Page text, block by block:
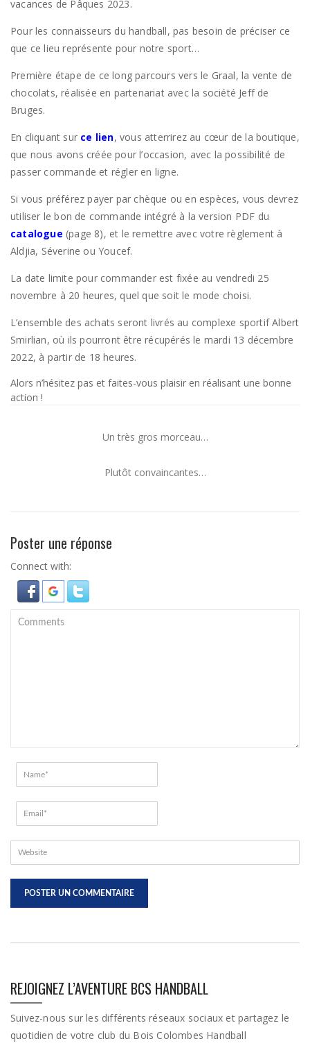
vacances de Pâques 2023.
Pour les connaisseurs du handball, pas besoin de préciser ce
que ce lieu représente pour notre sport…
Première étape de ce long parcours vers le Graal, la vente de
chocolats, réalisée en partenariat avec la société Jeff de
Bruges.
En cliquant sur ce lien, vous atterrirez au cœur de la boutique,
que nous avons créée pour l’occasion, avec la possibilité de
passer commande et régler en ligne.
Si vous préférez payer par chèque ou en espèces, vous devrez
utiliser le bon de commande intégré à la version PDF du
catalogue (page 8), et le remettre avec votre règlement à
Aldjia, Séverine ou Youcef.
La date limite pour commander est fixée au vendredi 25
novembre à 20 heures, quel que soit le mode choisi.
L’ensemble des achats seront livrés au complexe sportif Albert
Smirlian, où ils pourront être récupérés le mardi 13 décembre
2022, à partir de 18 heures.
Alors n’hésitez pas et faites-vous plaisir en réalisant une bonne
action !
Un très gros morceau…
Plutôt convaincantes…
Poster une réponse
Connect with:
REJOIGNEZ L’AVENTURE BCS HANDBALL
Suivez-nous sur les différents réseaux sociaux et partagez le
quotidien de votre club du Bois Colombes Handball